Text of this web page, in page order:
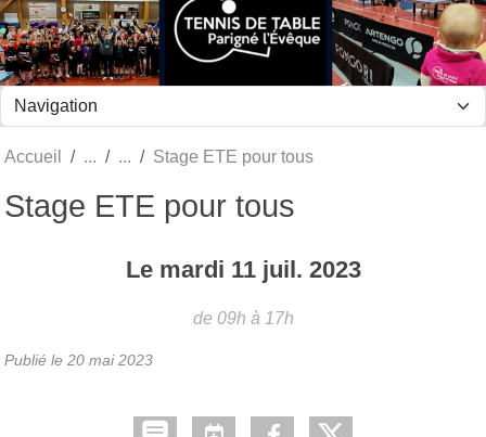
Accueil Stage ETE pour tous
Stage ETE pour tous
Le mardi 11 juil. 2023
de 09h à 17h
Publié le 20 mai 2023
Panneau de gestion des cookies